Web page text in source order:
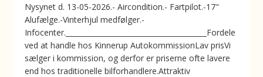
Nysynet d. 13-05-2026.- Aircondition.- Fartpilot.-17"
Alufælge.-Vinterhjul medfølger.-
Infocenter.________________________________________Fordele
ved at handle hos Kinnerup AutokommissionLav prisVi
sælger i kommission, og derfor er priserne ofte lavere
end hos traditionelle bilforhandlere.Attraktiv